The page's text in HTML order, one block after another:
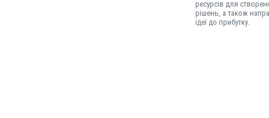
ресурсів для
рішень, а також
ідеї до прибутку.